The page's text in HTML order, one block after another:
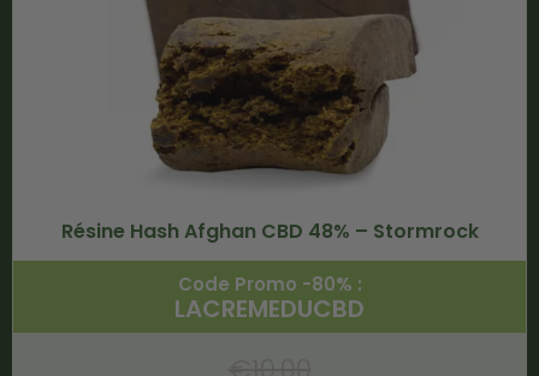
Résine Hash Afghan CBD 48% – Stormrock
Code Promo -80% :
LACREMEDUCBD